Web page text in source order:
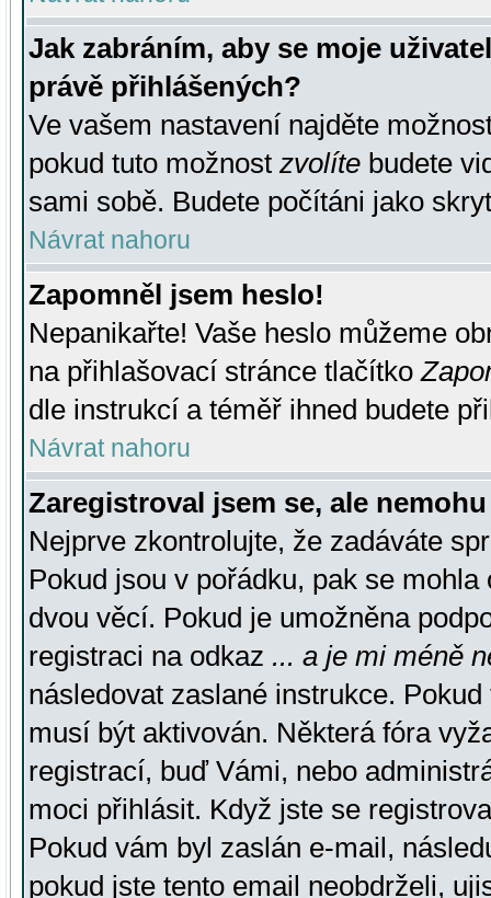
Jak zabráním, aby se moje
právě přihlášených?
Ve vašem nastavení najděte
pokud tuto možnost zvolíte budete
sami sobě. Budete počítáni jako
Návrat nahoru
Zapomněl jsem heslo!
Nepanikařte! Vaše heslo můžeme
na přihlašovací stránce tlačítko
dle instrukcí a téměř ihned budete
Návrat nahoru
Zaregistroval jsem se, ale
Nejprve zkontrolujte, že zadáváte
Pokud jsou v pořádku, pak se
dvou věcí. Pokud je umožněna
registraci na odkaz ... a je mi méně
následovat zaslané instrukce.
musí být aktivován. Některá fóra
registrací, buď Vámi, nebo
moci přihlásit. Když jste se
Pokud vám byl zaslán e-mail,
pokud jste tento email neobdrželi,